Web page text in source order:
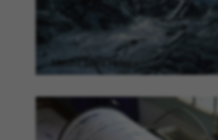
Mount Saint Helens